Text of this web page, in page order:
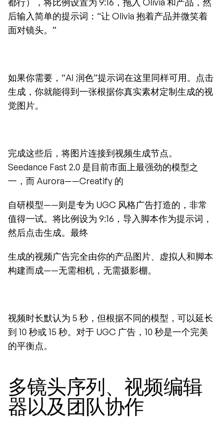
后输入简单的提示词：“让 Olivia 抱着产品并微笑着
面对镜头。”
如果你需要，“AI 润色”提示词在这里同样可用。点击
生成，你就能得到一张根据你真实素材定制生成的视
觉图片。
完成这些后，将图片连接到视频生成节点。
Seedance Fast 2.0 是目前市面上最强劲的模型之
一，而 Aurora——Creatify 的
自研模型——则是专为 UGC 风格广告打造的，非常
值得一试。将比例设为 9:16，导入脚本作为提示词，
然后点击生成。最终
生成的视频广告完全由你的产品图片、虚拟人和脚本
构建而成——无需相机，无需摄影棚。
视频时长默认为 5 秒，但根据不同的模型，可以延长
到 10 秒或 15 秒。对于 UGC 广告，10 秒是一个完美
的平衡点。
多镜头序列、视频编辑
器以及团队协作